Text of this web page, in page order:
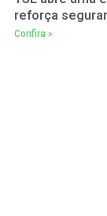
reforça
Confira »